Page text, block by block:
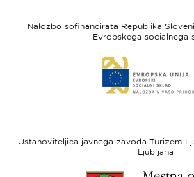
Slovenia
Naložbo sofinancirata Republika
Evropskega socialnega
do
spletne
sklad
Ustanoviteljica javnega zavoda Turizem
Ljubljana